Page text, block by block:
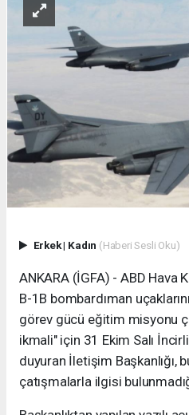
Erkek| Kadın (Haberi Sesli Oku)
ANKARA (İGFA) - ABD Hava
B-1B bombardıman
görev gücü eğitim misyonu
ikmali" için 31 Ekim Salı
duyuran İletişim Başkanlığı,
çatışmalarla ilgisi